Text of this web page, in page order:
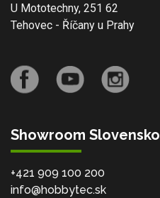
U Mototechny, 251 62
Tehovec - Říčany u Prahy
Showroom Slovensko
+421 909 100 200
info@hobbytec.sk